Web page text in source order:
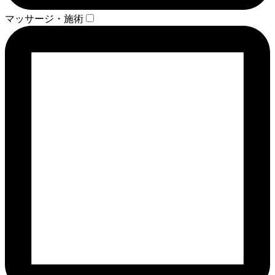
マッサージ・施術